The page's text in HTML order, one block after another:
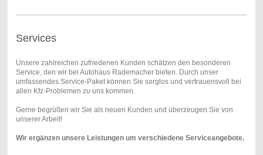
Services
Unsere zahlreichen zufriedenen Kunden schätzen den besonderen
Service, den wir bei Autohaus Rademacher bieten. Durch unser
umfassendes Service-Paket können Sie sorglos und vertrauensvoll bei
allen Kfz-Problemen zu uns kommen.
Gerne begrüßen wir Sie als neuen Kunden und überzeugen Sie von
unserer Arbeit!
Wir ergänzen unsere Leistungen um verschiedene Serviceangebote.